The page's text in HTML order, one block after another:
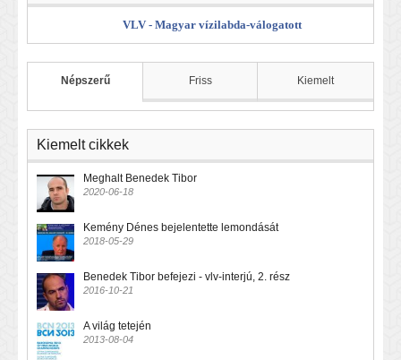
VLV - Magyar vízilabda-válogatott
Népszerű Friss Kiemelt
Kiemelt cikkek
Meghalt Benedek Tibor
2020-06-18
Kemény Dénes bejelentette lemondását
2018-05-29
Benedek Tibor befejezi - vlv-interjú, 2. rész
2016-10-21
A világ tetején
2013-08-04